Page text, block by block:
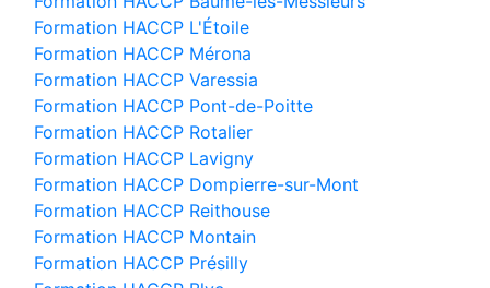
Formation HACCP L'Étoile
Formation HACCP Mérona
Formation HACCP Varessia
Formation HACCP Pont-de-Poitte
Formation HACCP Rotalier
Formation HACCP Lavigny
Formation HACCP Dompierre-sur-Mont
Formation HACCP Reithouse
Formation HACCP Montain
Formation HACCP Présilly